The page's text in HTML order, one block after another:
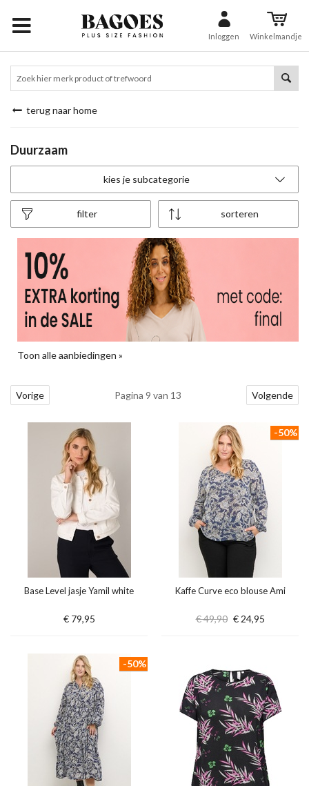
Inloggen Winkelmandje
terug naar home
Duurzaam
kies je subcategorie
sorteren
filter
Toon alle aanbiedingen »
Vorige Pagina 9 van 13 Volgende
Base Level jasje Yamil white
€ 79,95
Kaffe Curve eco blouse Ami
€ 49,90 € 24,95
-50%
-50%